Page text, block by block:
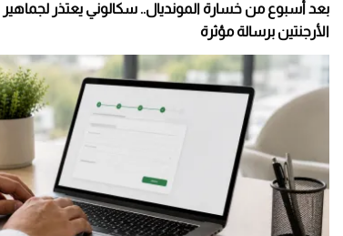
بعد أسبوع من خسارة المونديال.. سكالوني يعتذر لجماهير
الأرجنتين برسالة مؤثرة